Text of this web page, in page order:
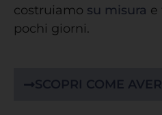
costruiamo su misura e
pochi giorni.
SCOPRI COME